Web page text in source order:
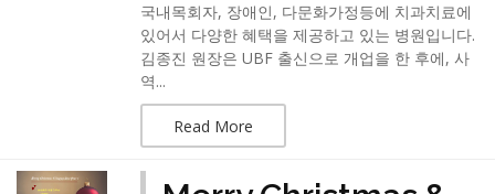
국내목회자, 장애인, 다문화가정등에 치과치료에
있어서 다양한 혜택을 제공하고 있는 병원입니다.​
김종진 원장은 UBF 출신으로 개업을 한 후에, 사
역...
Read More